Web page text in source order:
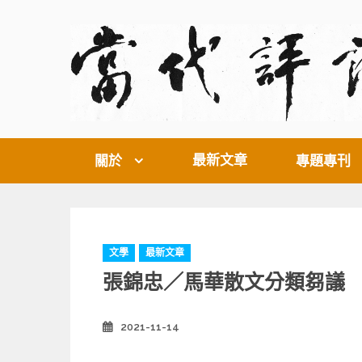
關於 最新文章 專題專刊
C
a
t
o
文學 最新文章
張錦忠／馬華散文分類芻議
2021-11-14